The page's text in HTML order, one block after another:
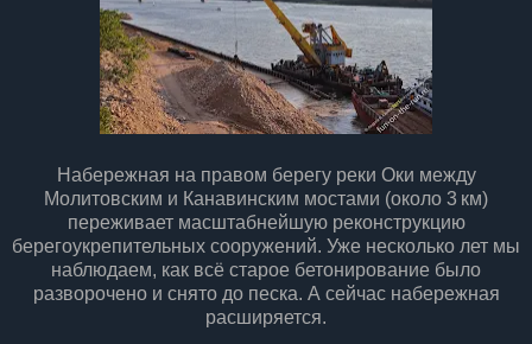
Набережная на правом берегу реки Оки между
Молитовским и Канавинским мостами (около 3 км)
переживает масштабнейшую реконструкцию
берегоукрепительных сооружений. Уже несколько лет мы
наблюдаем, как всё старое бетонирование было
разворочено и снято до песка. А сейчас набережная
расширяется.